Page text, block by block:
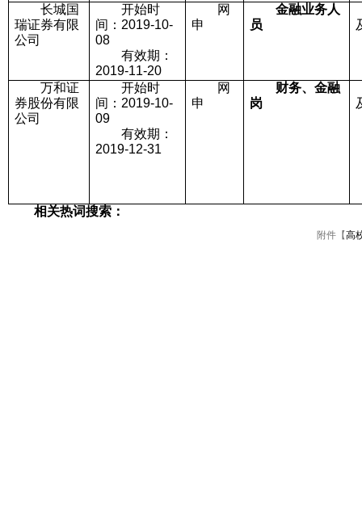
长城国
瑞证券有限
公司
开始时
间：2019-10-
08
有效期：
2019-11-20
网
申
金融业务人
员
万和证
券股份有限
公司
开始时
间：2019-10-
09
有效期：
2019-12-31
网
申
财务、金融
岗
相关热词搜索：
附件【高